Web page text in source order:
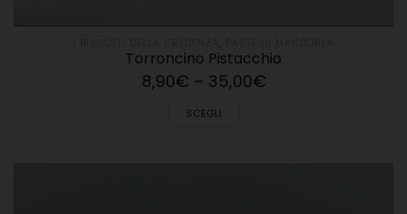
Torroncino Pistacchio
8,90€ – 35,00€
SCEGLI